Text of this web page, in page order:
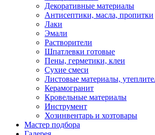
Декоративные материалы
Антисептики, масла, пропитки
Лаки
Эмали
Растворители
Шпатлевки готовые
Пены, герметики, клеи
Сухие смеси
Листовые материалы,
Керамогранит
Кровельные материалы
Инструмент
Хозинвентарь и хозтовары
Мастер подбора